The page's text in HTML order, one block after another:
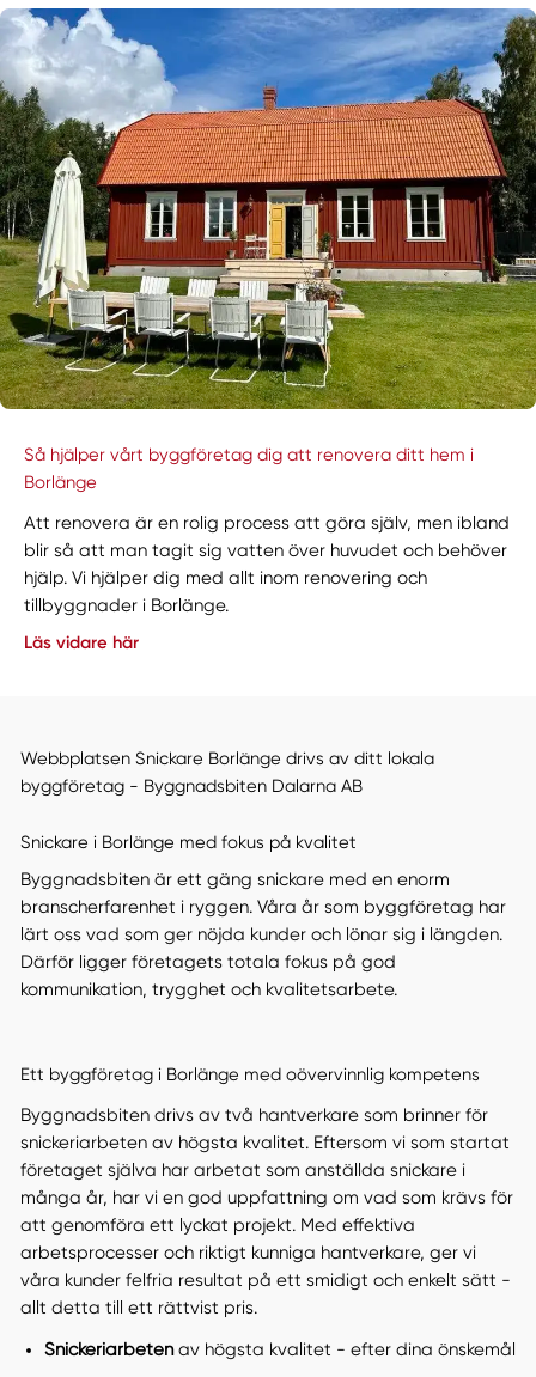
Så hjälper vårt byggföretag dig att renovera ditt hem i
Borlänge
Att renovera är en rolig process att göra själv, men ibland
blir så att man tagit sig vatten över huvudet och behöver
hjälp. Vi hjälper dig med allt inom renovering och
tillbyggnader i Borlänge.
Läs vidare här
Webbplatsen Snickare Borlänge drivs av ditt lokala
byggföretag - Byggnadsbiten Dalarna AB
Snickare i Borlänge med fokus på kvalitet
Byggnadsbiten är ett gäng snickare med en enorm
branscherfarenhet i ryggen. Våra år som byggföretag har
lärt oss vad som ger nöjda kunder och lönar sig i längden.
Därför ligger företagets totala fokus på god
kommunikation, trygghet och kvalitetsarbete.
Ett byggföretag i Borlänge med oövervinnlig kompetens
Byggnadsbiten drivs av två hantverkare som brinner för
snickeriarbeten av högsta kvalitet. Eftersom vi som startat
företaget själva har arbetat som anställda snickare i
många år, har vi en god uppfattning om vad som krävs för
att genomföra ett lyckat projekt. Med effektiva
arbetsprocesser och riktigt kunniga hantverkare, ger vi
våra kunder felfria resultat på ett smidigt och enkelt sätt -
allt detta till ett rättvist pris.
Snickeriarbetenav högsta kvalitet - efter dina önskemål